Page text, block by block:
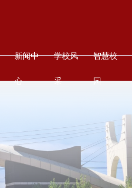
新闻中
心
学校风
采
智慧校
园